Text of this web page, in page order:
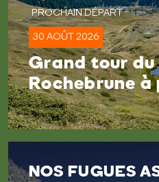
30 AOÛT 2026
Grand tour du
Rochebrune à
NOS FUGUES